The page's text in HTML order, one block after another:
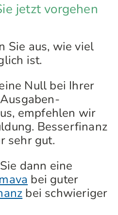
jetzt vorgehen
Sie aus, wie viel
ist.
Null bei Ihrer
empfehlen wir
Besserfinanz
sehr gut.
dann eine
bei guter
bei schwieriger